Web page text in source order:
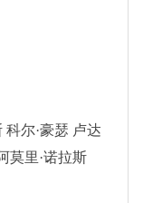
科尔·豪瑟 卢达
莫里·诺拉斯